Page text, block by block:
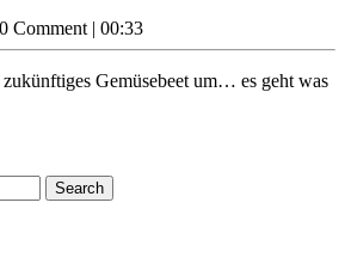
Traktor
ist
0 Comment | 00:33
Gemüsebeet um… es geht was